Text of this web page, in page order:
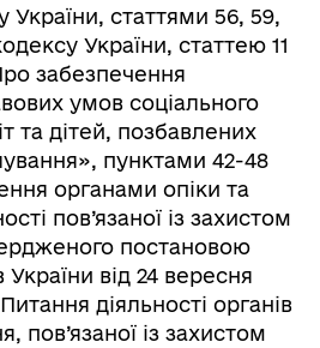
України, статтями 56, 59,
України, статтею 11
забезпечення
умов соціального
та дітей, позбавлених
пунктами 42-48
органами опіки та
пов’язаної із захистом
постановою
України від 24 вересня
діяльності органів
пов’язаної із захистом